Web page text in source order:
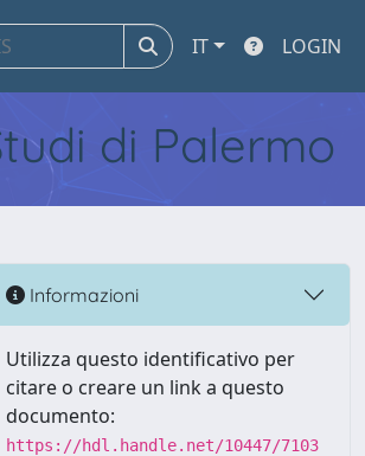
IT LOGIN
di Palermo
Informazioni
Utilizza questo identificativo per
citare o creare un link a questo
documento:
https://hdl.handle.net/10447/7103